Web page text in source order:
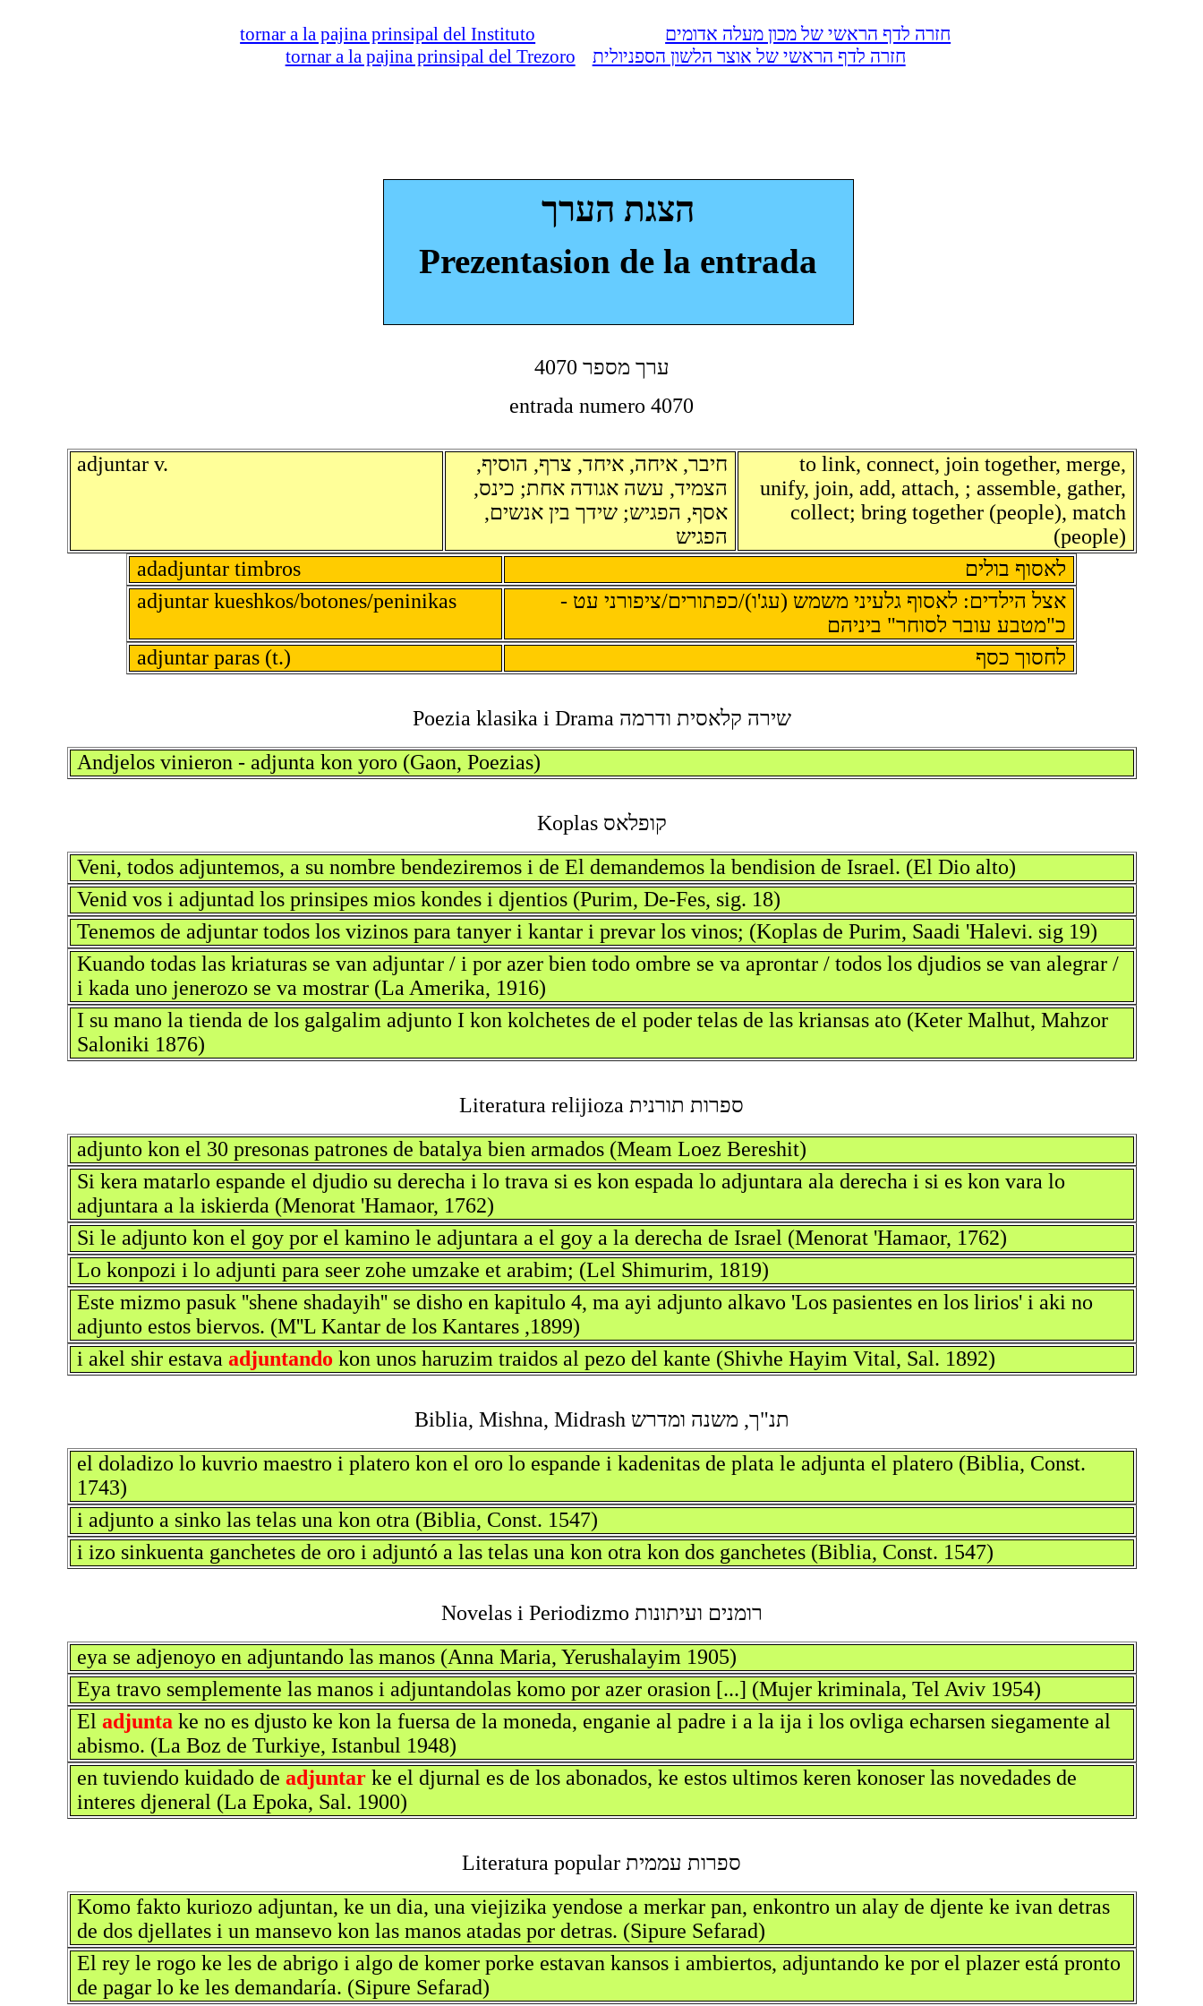
חזרה לדף הראשי של מכון מעלה אדומים
tornar a la pajina prinsipal del Instituto
חזרה לדף הראשי של אוצר הלשון הספניולית
tornar a la pajina prinsipal del Trezoro
הצגת הערך
Prezentasion de la entrada
4070 ערך מספר
entrada numero 4070
adjuntar v.
חיבר, איחה, איחד, צרף, הוסיף,
הצמיד, עשה אגודה אחת; כינס,
אסף, הפגיש; שידך בין אנשים,
הפגיש
to link, connect, join together, merge,
unify, join, add, attach, ; assemble, gather,
collect; bring together (people), match
(people)
adadjuntar timbros
לאסוף בולים
adjuntar kueshkos/botones/peninikas
אצל הילדים: לאסוף גלעיני משמש (עג'ו)/כפתורים/ציפורני עט -
כ"מטבע עובר לסוחר" ביניהם
adjuntar paras (t.)
לחסוך כסף
שירה קלאסית ודרמה Poezia klasika i Drama
Andjelos vinieron - adjunta kon yoro (Gaon, Poezias)
קופלאס Koplas
Veni, todos adjuntemos, a su nombre bendeziremos i de El demandemos la bendision de Israel. (El Dio alto)
Venid vos i adjuntad los prinsipes mios kondes i djentios (Purim, De-Fes, sig. 18)
Tenemos de adjuntar todos los vizinos para tanyer i kantar i prevar los vinos; (Koplas de Purim, Saadi 'Halevi. sig 19)
Kuando todas las kriaturas se van adjuntar / i por azer bien todo ombre se va aprontar / todos los djudios se van alegrar /
i kada uno jenerozo se va mostrar (La Amerika, 1916)
I su mano la tienda de los galgalim adjunto I kon kolchetes de el poder telas de las kriansas ato (Keter Malhut, Mahzor
Saloniki 1876)
ספרות תורנית Literatura relijioza
adjunto kon el 30 presonas patrones de batalya bien armados (Meam Loez Bereshit)
Si kera matarlo espande el djudio su derecha i lo trava si es kon espada lo adjuntara ala derecha i si es kon vara lo
adjuntara a la iskierda (Menorat 'Hamaor, 1762)
Si le adjunto kon el goy por el kamino le adjuntara a el goy a la derecha de Israel (Menorat 'Hamaor, 1762)
Lo konpozi i lo adjunti para seer zohe umzake et arabim; (Lel Shimurim, 1819)
Este mizmo pasuk ''shene shadayih'' se disho en kapitulo 4, ma ayi adjunto alkavo 'Los pasientes en los lirios' i aki no
adjunto estos biervos. (M''L Kantar de los Kantares ,1899)
i akel shir estavaadjuntando kon unos haruzim traidos al pezo del kante (Shivhe Hayim Vital, Sal. 1892)
תנ"ך, משנה ומדרש Biblia, Mishna, Midrash
el doladizo lo kuvrio maestro i platero kon el oro lo espande i kadenitas de plata le adjunta el platero (Biblia, Const.
1743)
i adjunto a sinko las telas una kon otra (Biblia, Const. 1547)
i izo sinkuenta ganchetes de oro i adjuntó a las telas una kon otra kon dos ganchetes (Biblia, Const. 1547)
רומנים ועיתונות Novelas i Periodizmo
eya se adjenoyo en adjuntando las manos (Anna Maria, Yerushalayim 1905)
Eya travo semplemente las manos i adjuntandolas komo por azer orasion [...] (Mujer kriminala, Tel Aviv 1954)
Eladjunta ke no es djusto ke kon la fuersa de la moneda, enganie al padre i a la ija i los ovliga echarsen siegamente al
abismo. (La Boz de Turkiye, Istanbul 1948)
en tuviendo kuidado deadjuntar ke el djurnal es de los abonados, ke estos ultimos keren konoser las novedades de
interes djeneral (La Epoka, Sal. 1900)
ספרות עממית Literatura popular
Komo fakto kuriozo adjuntan, ke un dia, una viejizika yendose a merkar pan, enkontro un alay de djente ke ivan detras
de dos djellates i un mansevo kon las manos atadas por detras. (Sipure Sefarad)
El rey le rogo ke les de abrigo i algo de komer porke estavan kansos i ambiertos, adjuntando ke por el plazer está pronto
de pagar lo ke les demandaría. (Sipure Sefarad)